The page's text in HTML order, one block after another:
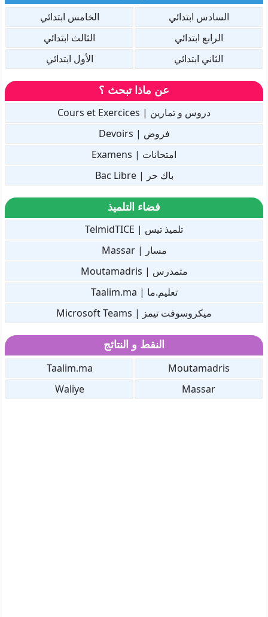
السادس ابتدائي
الخامس ابتدائي
الرابع ابتدائي
الثالث ابتدائي
الثاني ابتدائي
الأول ابتدائي
عن ماذا تبحث ؟
دروس و تمارين | Cours et Exercices
فروض | Devoirs
امتحانات | Examens
باك حر | Bac Libre
فضاء التلميذ
تلميذ تيس | TelmidTICE
مسار | Massar
متمدرس | Moutamadris
تعليم.ما | Taalim.ma
ميكروسوفت تيمز | Microsoft Teams
النقط و النتائج
Moutamadris
Taalim.ma
Massar
Waliye